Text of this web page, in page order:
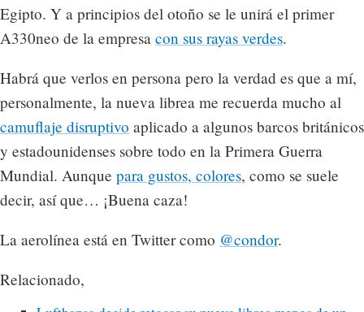
Egipto. Y a principios del otoño se le unirá el primer
A330neo de la empresa con sus rayas verdes.
Habrá que verlos en persona pero la verdad es que a mí,
personalmente, la nueva librea me recuerda mucho al
camuflaje disruptivo aplicado a algunos barcos británicos
y estadounidenses sobre todo en la Primera Guerra
Mundial. Aunque para gustos, colores, como se suele
decir, así que… ¡Buena caza!
La aerolínea está en Twitter como @condor.
Relacionado,